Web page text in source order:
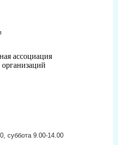
суббота 9.00-14.00